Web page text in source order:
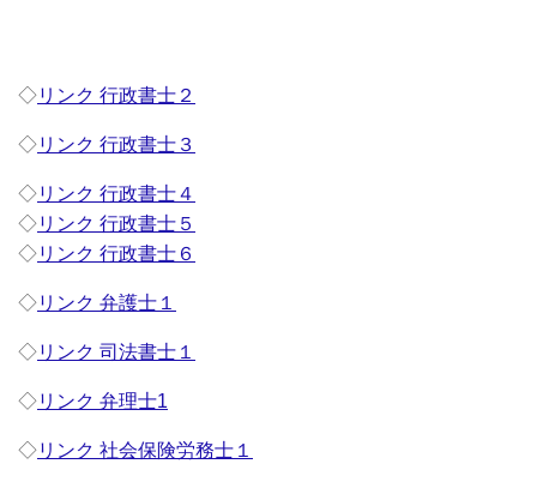
◇リンク 行政書士２
◇リンク 行政書士３
◇リンク 行政書士４
◇リンク 行政書士５
◇リンク 行政書士６
◇リンク 弁護士１
◇リンク 司法書士１
◇リンク 弁理士1
◇リンク 社会保険労務士１